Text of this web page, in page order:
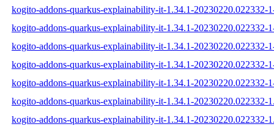
kogito-addons-quarkus-explainability-it-1.34.1-20230220.022332-
kogito-addons-quarkus-explainability-it-1.34.1-20230220.022332-
kogito-addons-quarkus-explainability-it-1.34.1-20230220.022332-
kogito-addons-quarkus-explainability-it-1.34.1-20230220.022332-
kogito-addons-quarkus-explainability-it-1.34.1-20230220.022332-
kogito-addons-quarkus-explainability-it-1.34.1-20230220.022332-
kogito-addons-quarkus-explainability-it-1.34.1-20230220.022332-